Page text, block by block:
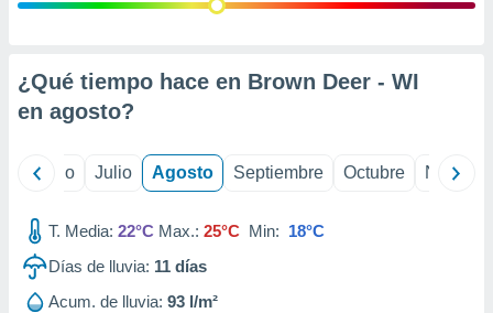
e
mediante
de
¿Qué tiempo hace en Brown Deer - WI
en agosto?
Junio Julio Agosto Septiembre Octubre
T. Media: 22°C Max.: 25°C Min: 18°C
Días de lluvia: 11 días
Acum. de lluvia: 93 l/m²